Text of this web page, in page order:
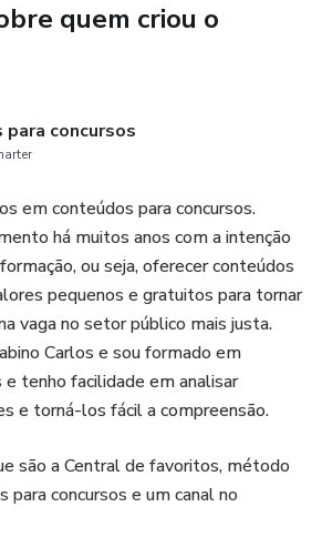
quem criou o
para concursos
em conteúdos para concursos.
há muitos anos com a intenção
ou seja, oferecer conteúdos
pequenos e gratuitos para tornar
vaga no setor público mais justa.
Carlos e sou formado em
e tenho facilidade em analisar
e torná-los fácil a compreensão.
são a Central de favoritos, método
para concursos e um canal no